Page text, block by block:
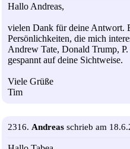
Hallo Andreas,
vielen Dank für deine Antwort.
Persönlichkeiten, die mich
Andrew Tate, Donald Trump,
gespannt auf deine Sichtweise.
Viele Grüße
Tim
2316. Andreas schrieb am